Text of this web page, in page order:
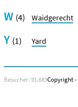
W (4) Waidgerecht
Y (1) Yard
Besucher: 91.683Copyright-